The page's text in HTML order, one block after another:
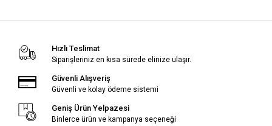
Hızlı Teslimat
Siparişleriniz en kısa sürede elinize ulaşır.
Güvenli Alışveriş
Güvenli ve kolay ödeme sistemi
Geniş Ürün Yelpazesi
Binlerce ürün ve kampanya seçeneği